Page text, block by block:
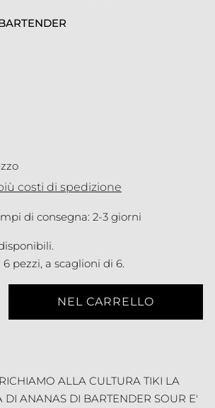
costi di spedizione
di consegna: 2-3 giorni
pezzi, a scaglioni di 6.
NEL CARRELLO
ALLA CULTURA TIKI LA
DI ANANAS DI BARTENDER SOUR E'